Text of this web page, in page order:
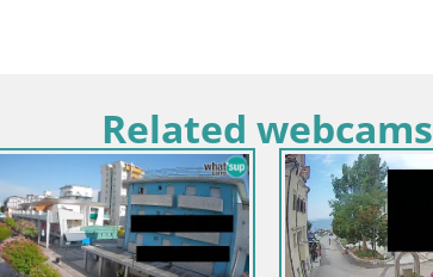
Related webcams